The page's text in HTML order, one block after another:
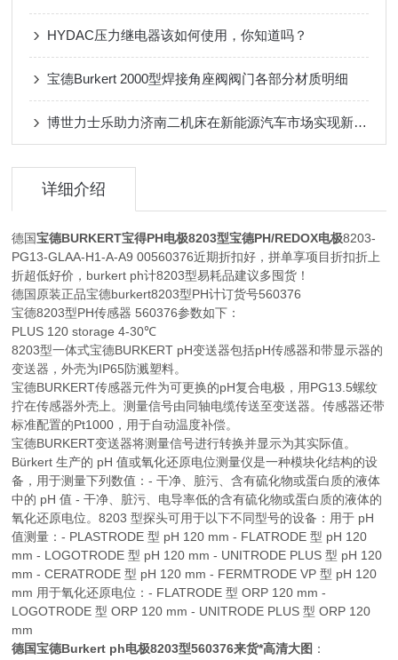
HYDAC压力继电器该如何使用，你知道吗？
宝德Burkert 2000型焊接角座阀阀门各部分材质明细
博世力士乐助力济南二机床在新能源汽车市场实现新突破
详细介绍
德国宝德BURKERT宝得PH电极8203型宝德PH/REDOX电极8203-
PG13-GLAA-H1-A-A9 00560376近期折扣好，拼单享项目折扣折上
折超低好价，burkert ph计8203型易耗品建议多囤货！
德国原装正品宝德burkert8203型PH计订货号560376
宝德8203型PH传感器 560376参数如下：
PLUS 120 storage 4-30℃
8203型一体式宝德BURKERT pH变送器包括pH传感器和带显示器的
变送器，外壳为IP65防溅塑料。
宝德BURKERT传感器元件为可更换的pH复合电极，用PG13.5螺纹
拧在传感器外壳上。测量信号由同轴电缆传送至变送器。传感器还带
标准配置的Pt1000，用于自动温度补偿。
宝德BURKERT变送器将测量信号进行转换并显示为其实际值。
Bürkert 生产的 pH 值或氧化还原电位测量仪是一种模块化结构的设
备，用于测量下列数值：- 干净、脏污、含有硫化物或蛋白质的液体
中的 pH 值 - 干净、脏污、电导率低的含有硫化物或蛋白质的液体的
氧化还原电位。8203 型探头可用于以下不同型号的设备：用于 pH
值测量：- PLASTRODE 型 pH 120 mm - FLATRODE 型 pH 120
mm - LOGOTRODE 型 pH 120 mm - UNITRODE PLUS 型 pH 120
mm - CERATRODE 型 pH 120 mm - FERMTRODE VP 型 pH 120
mm 用于氧化还原电位：- FLATRODE 型 ORP 120 mm -
LOGOTRODE 型 ORP 120 mm - UNITRODE PLUS 型 ORP 120
mm
德国宝德Burkert ph电极8203型560376来货*高清大图 ：